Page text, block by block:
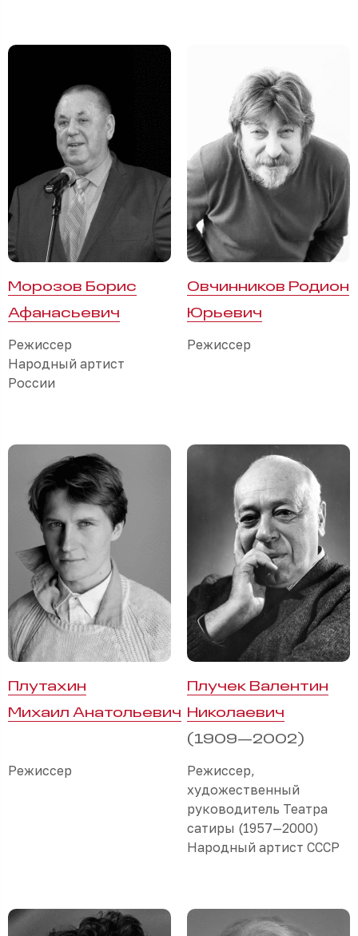
Морозов Борис
Афанасьевич
Режиссер
Народный артист
России
Овчинников Родион
Юрьевич
Режиссер
Плутахин
Михаил Анатольевич
Режиссер
Плучек Валентин
Николаевич
(1909—2002)
Режиссер,
художественный
руководитель Театра
сатиры (1957—2000)
Народный артист СССР